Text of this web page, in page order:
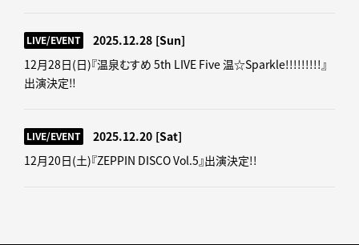
LIVE/EVENT 2025.12.28 [Sun]
12月28日(日)『温泉むすめ 5th LIVE Five 温☆Sparkle!!!!!!!!!』
出演決定‼
LIVE/EVENT 2025.12.20 [Sat]
12月20日(土)『ZEPPIN DISCO Vol.5』出演決定!!